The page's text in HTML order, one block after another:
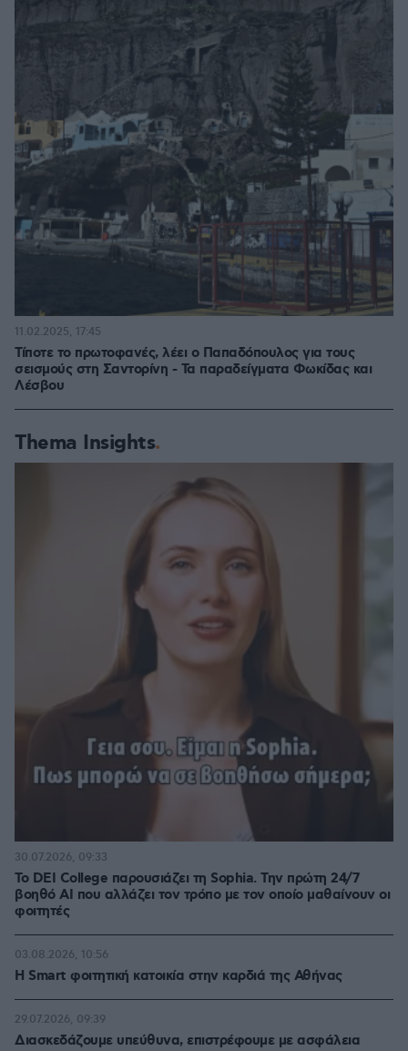
Τίποτε το πρωτοφανές, λέει ο Παπαδόπουλος για τους
σεισμούς στη Σαντορίνη - Τα παραδείγματα Φωκίδας και
Λέσβου
11.02.2025, 17:45
Thema Insights
Το DEI College παρουσιάζει τη Sophia. Την πρώτη 24/7
βοηθό AI που αλλάζει τον τρόπο με τον οποίο μαθαίνουν οι
φοιτητές
30.07.2026, 09:33
Η Smart φοιτητική κατοικία στην καρδιά της Αθήνας
03.08.2026, 10:56
Διασκεδάζουμε υπεύθυνα, επιστρέφουμε με ασφάλεια
29.07.2026, 09:39